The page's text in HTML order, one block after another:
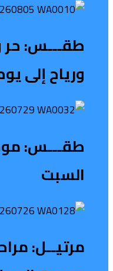
طقـــس: حر
ورياح إلى
طقـــس:
السبت
مرتيــل: